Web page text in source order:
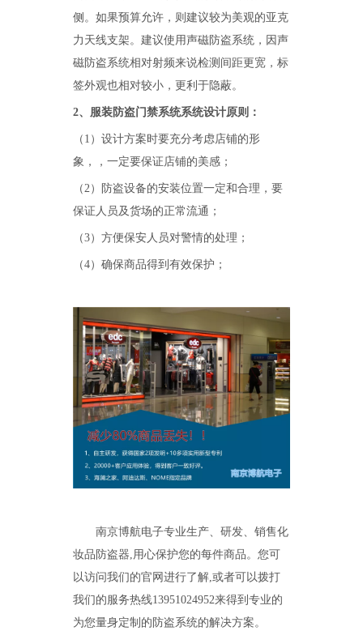
侧。如果预算允许，则建议较为美观的亚克
力天线支架。建议使用声磁防盗系统，因声
磁防盗系统相对射频来说检测间距更宽，标
签外观也相对较小，更利于隐蔽。
2、服装防盗门禁系统系统设计原则：
（ 1 ）设计方案时要充分考虑店铺的形
象，，一定要保证店铺的美感；
（ 2 ）防盗设备的安装位置一定和合理，要
保证人员及货场的正常流通；
（3）方便保安人员对警情的处理；
（4）确保商品得到有效保护；
南京博航电子专业生产、研发、销售化
妆品防盗器 用心保护您的每件商品。您可
以访问我们的官网进行了解 或者可以拨打
我们的服务热线13951024952来得到专业的
为您量身定制的防盗系统的解决方案。
怎么样购买适合的超市防盗门？多注意以下几点！[博航]
RFID技术驱动的未来服装零售：自助式购物体验白皮书 2025-12-13
科技赋能快乐盛宴，南京博航硬核护航黄子弘凡鸟巢“OPEN WORLD”演唱会